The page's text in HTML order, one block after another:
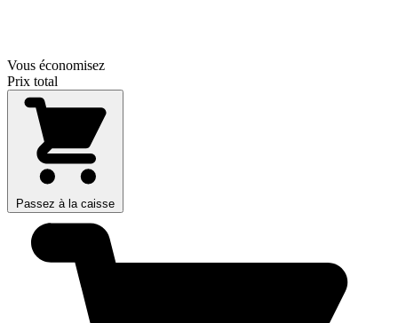
Vous économisez
Prix total
Passez à la caisse